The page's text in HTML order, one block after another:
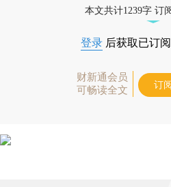
本文共计1239字 订
登录 后获取已订
财新通会员
可畅读全文
订